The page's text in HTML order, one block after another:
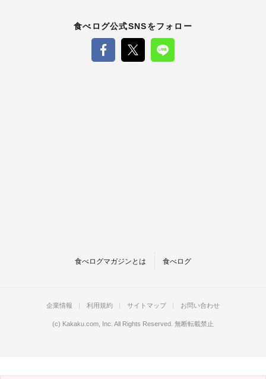
食べログ公式SNSをフォロー
食べログマガジンとは 食べログ
企業情報 利用規約 サイトマップ お問い合わせ
(c) Kakaku.com, Inc. All Rights Reserved. 無断転載禁止